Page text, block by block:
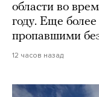
области во
году. Еще
пропавшими
12 часов назад